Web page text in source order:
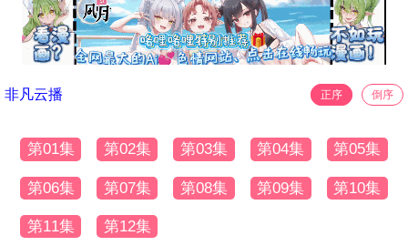
非凡云播 正序 倒序
第01集 第02集 第03集 第04集 第05集
第06集 第07集 第08集 第09集 第10集
第11集 第12集